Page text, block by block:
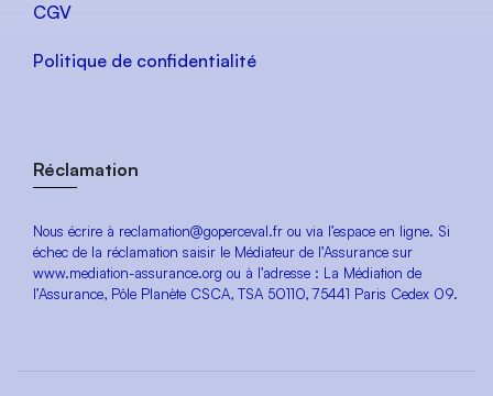
CGV
Politique de confidentialité
Réclamation
Nous écrire à reclamation@goperceval.fr ou via l’espace en ligne. Si
échec de la réclamation saisir le Médiateur de l’Assurance sur
www.mediation-assurance.org ou à l’adresse : La Médiation de
l’Assurance, Pôle Planète CSCA, TSA 50110, 75441 Paris Cedex 09.